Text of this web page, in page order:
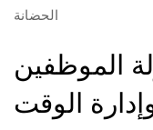
الموظفين
الوقت